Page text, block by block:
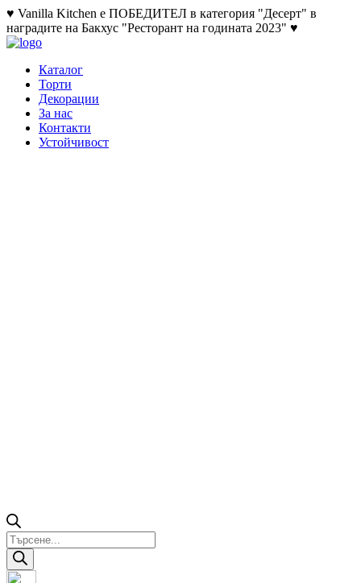
♥ Vanilla Kitchen е ПОБЕДИТЕЛ в категория "Десерт" в
наградите на Бакхус "Ресторант на годината 2023" ♥
Каталог
Торти
Декорации
За нас
Контакти
Устойчивост
Products
search